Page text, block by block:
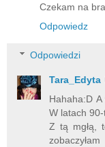
Czekam na
Odpowiedz
Odpowiedzi
Tara_Edyta
Hahaha:D
W latach
Z tą mgłą,